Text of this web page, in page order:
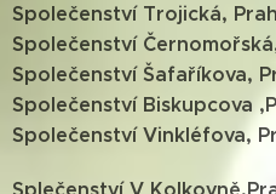
Společenství Trojická,
Společenství
Společenství Šafaříkova,
Společenství Biskupcova
Společenství Vinkléfova,